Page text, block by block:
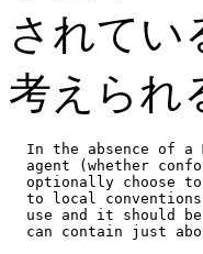
されてい
考えられ
In the absence of a
agent (whether
optionally choose
to local
use and it should